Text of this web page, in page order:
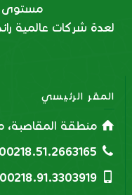
مستوى
لعدة شركات عالمية
المقر الرئيسي
منطقة المقاصبة،
00218.51.2663165
00218.91.3303919